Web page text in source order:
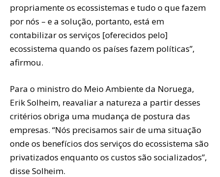
propriamente os ecossistemas e tudo o que fazem
por nós – e a solução, portanto, está em
contabilizar os serviços [oferecidos pelo]
ecossistema quando os países fazem políticas”,
afirmou.
Para o ministro do Meio Ambiente da Noruega,
Erik Solheim, reavaliar a natureza a partir desses
critérios obriga uma mudança de postura das
empresas. “Nós precisamos sair de uma situação
onde os benefícios dos serviços do ecossistema são
privatizados enquanto os custos são socializados”,
disse Solheim.